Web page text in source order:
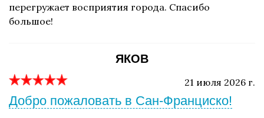
перегружает восприятия города. Спасибо
большое!
ЯКОВ
21 июля 2026 г.
Добро пожаловать в Сан-Франциско!